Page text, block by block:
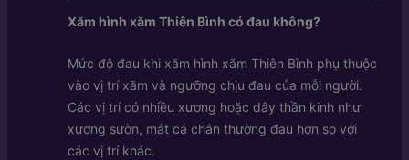
Xăm hình xăm Thiên Bình có đau không?
Mức độ đau khi xăm hình xăm Thiên Bình phụ thuộc
vào vị trí xăm và ngưỡng chịu đau của mỗi người.
Các vị trí có nhiều xương hoặc dây thần kinh như
xương sườn, mắt cá chân thường đau hơn so với
các vị trí khác.